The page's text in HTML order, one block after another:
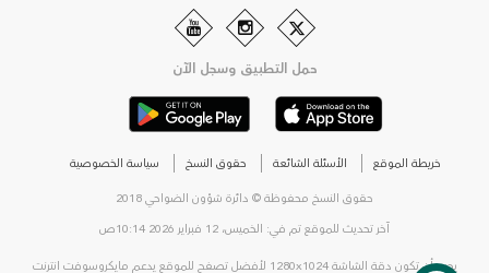
حمل التطبيق وسجل الآن
خريطة الموقع الأسئلة الشائعة حقوق النسخ
سياسة الخصوصية
حقوق النسخ محفوظة © دائرة شؤون الضواحي 2018
آخر تحديث للموقع تم في: الخميس، 12 فبراير 2026 10:14ص
يجب أن تكون دقة الشاشة 1280x1024 لأفضل تصفح للموقع يدعم مايكروسوفت انترنت